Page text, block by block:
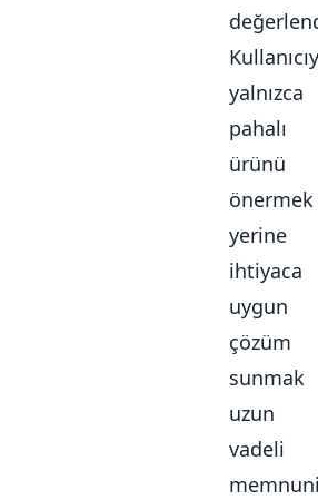
yalnızca
pahalı
ürünü
önermek
yerine
ihtiyaca
uygun
çözüm
sunmak
uzun
vadeli